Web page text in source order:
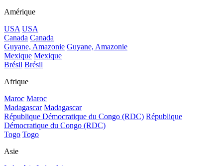
Amérique
USA USA
Canada Canada
Guyane, Amazonie Guyane, Amazonie
Mexique Mexique
Brésil Brésil
Afrique
Maroc Maroc
Madagascar Madagascar
République Démocratique du Congo (RDC) République
Démocratique du Congo (RDC)
Togo Togo
Asie